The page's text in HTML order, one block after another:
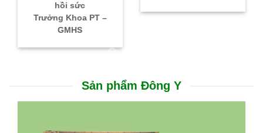
hồi sức
Trưởng Khoa PT –
GMHS
Sản phẩm Đông Y